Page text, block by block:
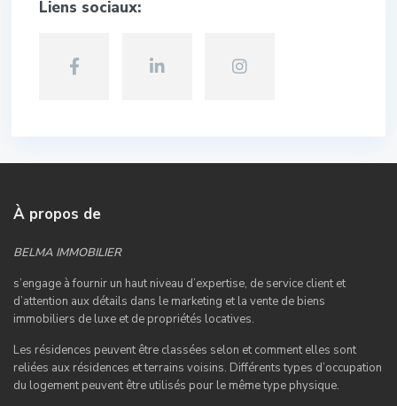
Liens sociaux:
À propos de
BELMA IMMOBILIER
s’engage à fournir un haut niveau d’expertise, de service client et
d’attention aux détails dans le marketing et la vente de biens
immobiliers de luxe et de propriétés locatives.
Les résidences peuvent être classées selon et comment elles sont
reliées aux résidences et terrains voisins. Différents types d’occupation
du logement peuvent être utilisés pour le même type physique.